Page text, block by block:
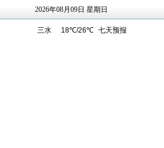
2026年08月09日 星期日